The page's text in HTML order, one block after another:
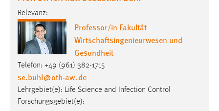
Relevanz:
Professor/in Fakultät
Wirtschaftsingenieurwesen und
Gesundheit
Telefon: +49 (961) 382-1715
se.buhl@oth-aw.de
Lehrgebiet(e): Life Science and Infection Control
Forschungsgebiet(e):
hinweg verfolgen.
Google Ads
Name:
_gcl_au
Anbieter:
Google Ireland Limited